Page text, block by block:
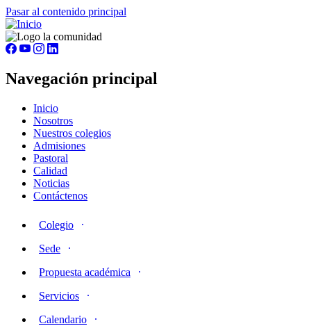
Pasar al contenido principal
Navegación principal
Inicio
Nosotros
Nuestros colegios
Admisiones
Pastoral
Calidad
Noticias
Contáctenos
Colegio
Sede
Propuesta académica
Servicios
Calendario